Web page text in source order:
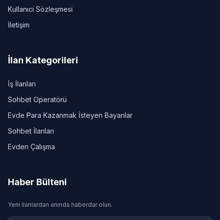
Kullanıcı Sözleşmesi
İletişim
İlan Kategorileri
İş İlanları
Sohbet Operatörü
Evde Para Kazanmak İsteyen Bayanlar
Sohbet İlanları
Evden Çalışma
Haber Bülteni
Yeni ilanlardan anında haberdar olun.